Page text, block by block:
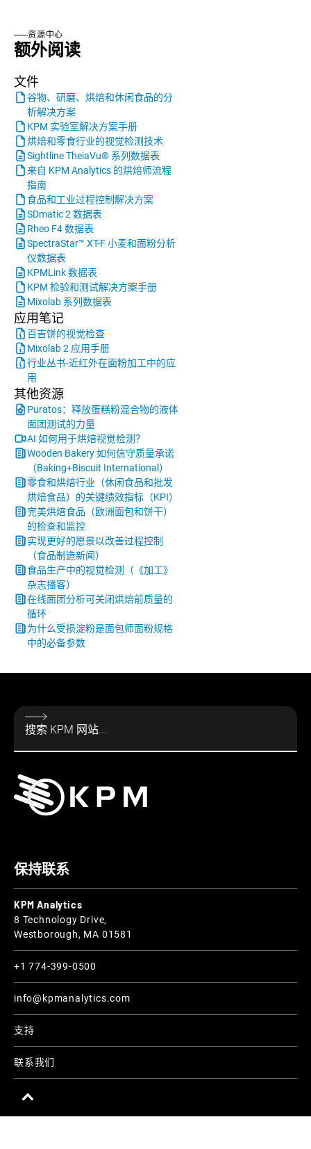
资源中心
额外阅读
文件
谷物、研磨、烘焙和休闲食品的分
析解决方案
KPM 实验室解决方案手册
烘焙和零食行业的视觉检测技术
Sightline TheiaVu® 系列数据表
来自 KPM Analytics 的烘焙师流程
指南
食品和工业过程控制解决方案
SDmatic 2 数据表
Rheo F4 数据表
SpectraStar™ XT-F 小麦和面粉分析
仪数据表
KPMLink 数据表
KPM 检验和测试解决方案手册
Mixolab 系列数据表
应用笔记
百吉饼的视觉检查
Mixolab 2 应用手册
行业丛书-近红外在面粉加工中的应
用
其他资源
Puratos：释放蛋糕粉混合物的液体
面团测试的力量
AI 如何用于烘焙视觉检测？
Wooden Bakery 如何信守质量承诺
（Baking+Biscuit International）
零食和烘焙行业（休闲食品和批发
烘焙食品）的关键绩效指标（KPI）
完美烘焙食品（欧洲面包和饼干）
的检查和监控
实现更好的愿景以改善过程控制
（食品制造新闻）
食品生产中的视觉检测（《加工》
杂志播客）
在线面团分析可关闭烘焙前质量的
循环
为什么受损淀粉是面包师面粉规格
中的必备参数
保持联系
KPM Analytics
8 Technology Drive,
Westborough, MA 01581
+1 774-399-0500
info@kpmanalytics.com
支持
联系我们